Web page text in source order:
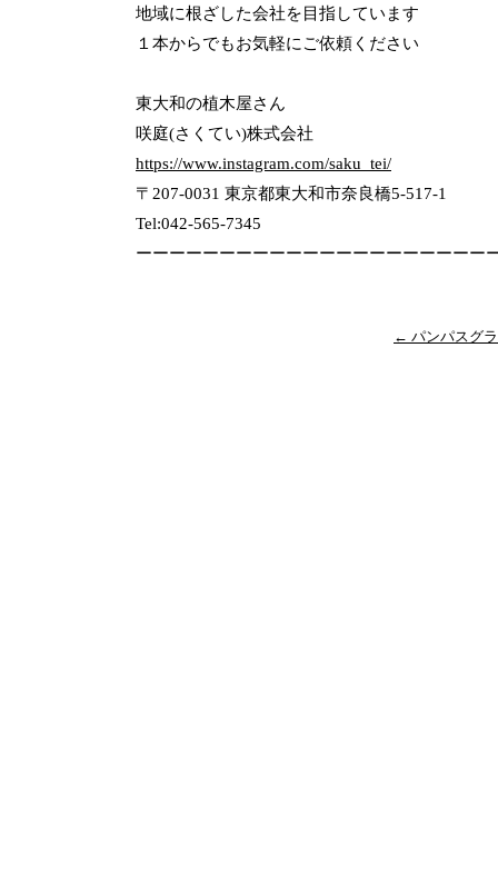
地域に根ざした会社を目指しています
１本からでもお気軽にご依頼ください
東大和の植木屋さん
咲庭(さくてい)株式会社
https://www.instagram.com/saku_tei/
〒207-0031 東京都東大和市奈良橋5-517-1
Tel:042-565-7345
ーーーーーーーーーーーーーーーーーーーーー
← パンパスグ